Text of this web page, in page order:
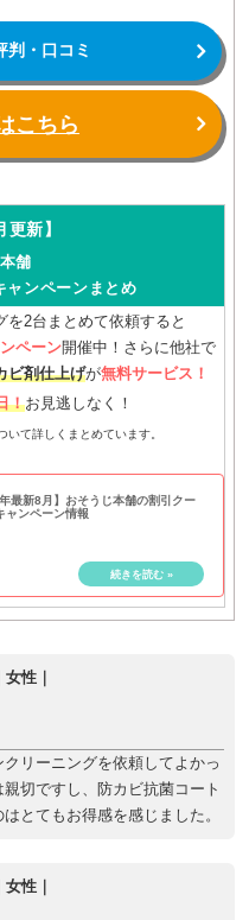
判・口コミ
こちら
更新】
舗
ャンペーンまとめ
を2台まとめて依頼すると
ペーン開催中！さらに他社で
ビ剤仕上げが無料サービス！
！お見逃しなく！
て詳しくまとめています。
年最新8月】おそうじ本舗の割引クー
ャンペーン情報
性｜
リーニングを依頼してよかっ
切ですし、防カビ抗菌コート
とてもお得感を感じました。
性｜